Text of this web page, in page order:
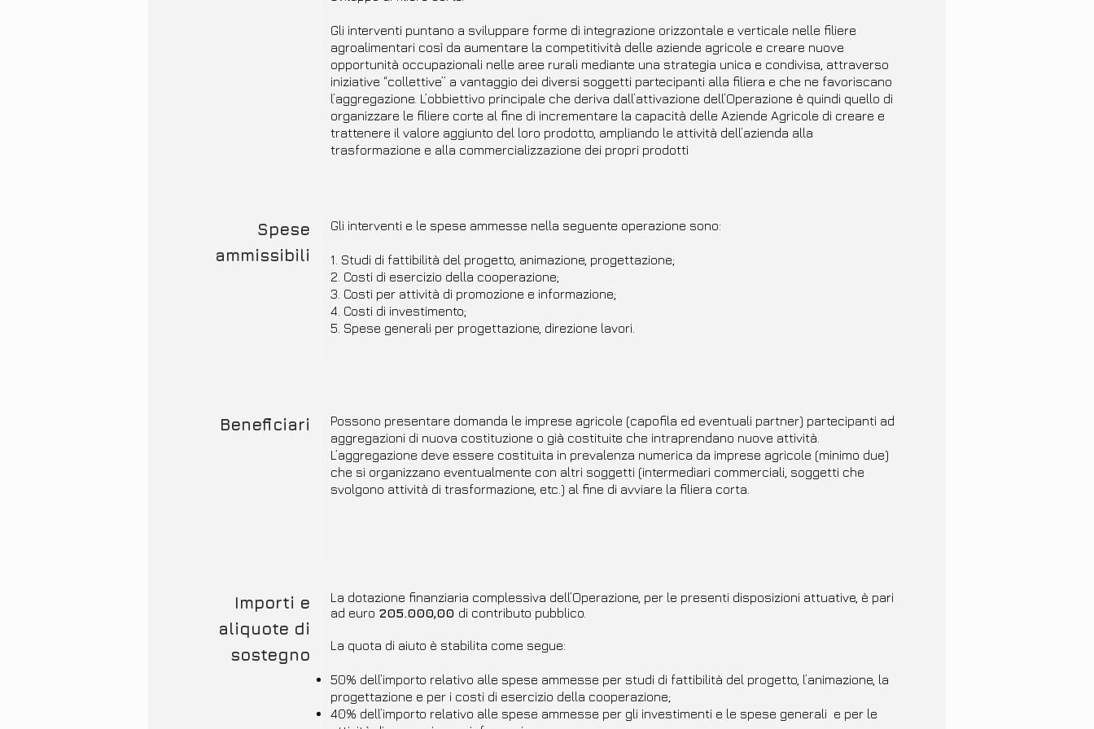
Gli interventi puntano a sviluppare forme di integrazione orizzontale e verticale nelle filiere
agroalimentari così da aumentare la competitività delle aziende agricole e creare nuove
opportunità occupazionali nelle aree rurali mediante una strategia unica e condivisa, attraverso
iniziative “collettive” a vantaggio dei diversi soggetti partecipanti alla filiera e che ne favoriscano
l’aggregazione. L’obbiettivo principale che deriva dall’attivazione dell’Operazione è quindi quello di
organizzare le filiere corte al fine di incrementare la capacità delle Aziende Agricole di creare e
trattenere il valore aggiunto del loro prodotto, ampliando le attività dell’azienda alla
trasformazione e alla commercializzazione dei propri prodotti
Spese
ammissibili
Gli interventi e le spese ammesse nella seguente operazione sono:
1. Studi di fattibilità del progetto, animazione, progettazione;
2. Costi di esercizio della cooperazione;
3. Costi per attività di promozione e informazione;
4. Costi di investimento;
5. Spese generali per progettazione, direzione lavori.
Beneficiari
Possono presentare domanda le imprese agricole (capofila ed eventuali partner) partecipanti ad
aggregazioni di nuova costituzione o già costituite che intraprendano nuove attività.
L’aggregazione deve essere costituita in prevalenza numerica da imprese agricole (minimo due)
che si organizzano eventualmente con altri soggetti (intermediari commerciali, soggetti che
svolgono attività di trasformazione, etc.) al fine di avviare la filiera corta.
Importi e
aliquote di
sostegno
La dotazione finanziaria complessiva dell’Operazione, per le presenti disposizioni attuative, è pari
ad euro 205.000,00 di contributo pubblico.
La quota di aiuto è stabilita come segue:
50% dell’importo relativo alle spese ammesse per studi di fattibilità del progetto, l’animazione, la
progettazione e per i costi di esercizio della cooperazione;
40% dell’importo relativo alle spese ammesse per gli investimenti e le spese generali e per le